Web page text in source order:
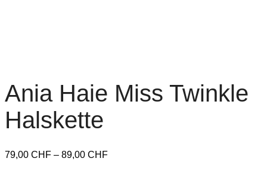
Ania Haie Miss Twinkle
Halskette
79,00 CHF – 89,00 CHF